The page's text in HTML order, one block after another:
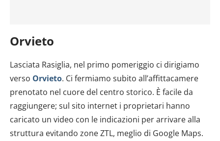
Orvieto
Lasciata Rasiglia, nel primo pomeriggio ci dirigiamo
verso Orvieto. Ci fermiamo subito all’affittacamere
prenotato nel cuore del centro storico. È facile da
raggiungere; sul sito internet i proprietari hanno
caricato un video con le indicazioni per arrivare alla
struttura evitando zone ZTL, meglio di Google Maps.